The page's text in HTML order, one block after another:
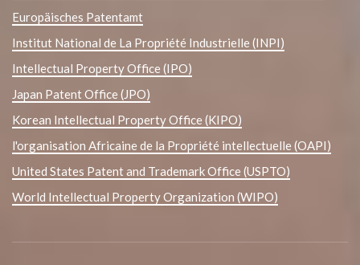
Europäisches Patentamt
Institut National de La Propriété Industrielle (INPI)
Intellectual Property Office (IPO)
Japan Patent Office (JPO)
Korean Intellectual Property Office (KIPO)
l'organisation Africaine de la Propriété intellectuelle (OAPI)
United States Patent and Trademark Office (USPTO)
World Intellectual Property Organization (WIPO)